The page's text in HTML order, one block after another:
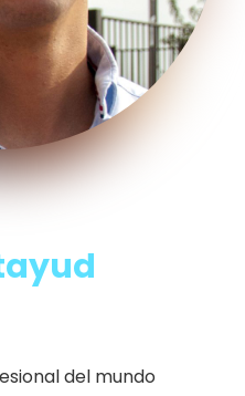
del mundo